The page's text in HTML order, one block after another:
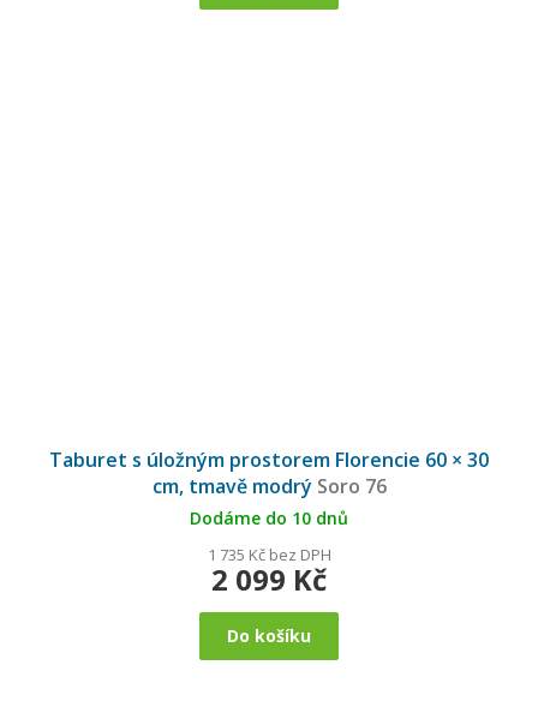
Taburet s úložným prostorem Florencie 60 × 30
cm, tmavě modrý Soro 76
Dodáme do 10 dnů
1 735 Kč bez DPH
2 099 Kč
Do košíku